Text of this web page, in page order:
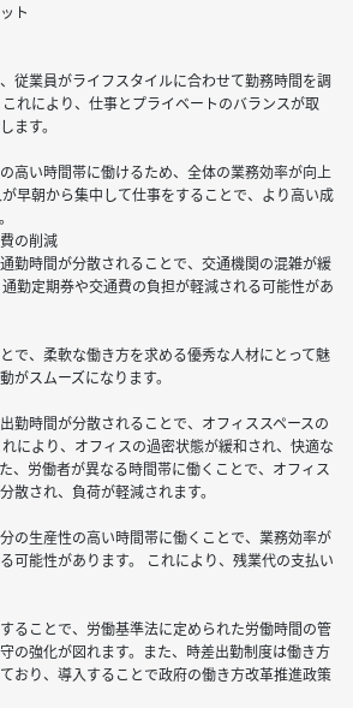
ト
従業員がライフスタイルに合わせて勤務時間を調
れにより、仕事とプライベートのバランスが取
ます。
高い時間帯に働けるため、全体の業務効率が向上
早朝から集中して仕事をすることで、より高い成
の削減
勤時間が分散されることで、交通機関の混雑が緩
勤定期券や交通費の負担が軽減される可能性があ
で、柔軟な働き方を求める優秀な人材にとって魅
がスムーズになります。
勤時間が分散されることで、オフィススペースの
により、オフィスの過密状態が緩和され、快適な
、労働者が異なる時間帯に働くことで、オフィス
散され、負荷が軽減されます。
の生産性の高い時間帯に働くことで、業務効率が
可能性があります。 これにより、残業代の支払い
ることで、労働基準法に定められた労働時間の管
の強化が図れます。また、時差出勤制度は働き方
おり、導入することで政府の働き方改革推進政策